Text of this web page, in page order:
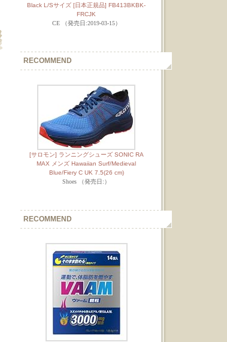
Black L/Sサイズ [日本正規品] FB413BKBK-
FRCJK
CE （発売日:2019-03-15）
RECOMMEND
[サロモン] ランニングシューズ SONIC RA
MAX メンズ Hawaiian Surf/Medieval
Blue/Fiery C UK 7.5(26 cm)
Shoes （発売日:）
RECOMMEND